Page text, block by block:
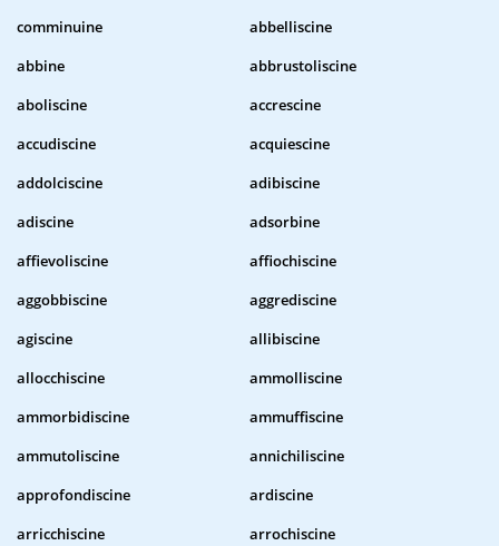
comminuine
abbelliscine
abbine
abbrustoliscine
aboliscine
accrescine
accudiscine
acquiescine
addolciscine
adibiscine
adiscine
adsorbine
affievoliscine
affiochiscine
aggobbiscine
aggrediscine
agiscine
allibiscine
allocchiscine
ammolliscine
ammorbidiscine
ammuffiscine
ammutoliscine
annichiliscine
approfondiscine
ardiscine
arricchiscine
arrochiscine